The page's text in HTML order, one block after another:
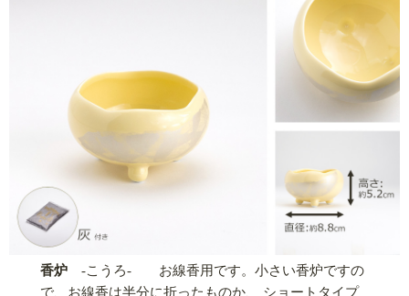
香炉 -こうろ- お線香用です。小さい香炉ですの
で、お線香は半分に折ったものか、 ショートタイプ